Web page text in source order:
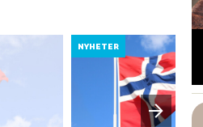
NYHETER
hjort i tomatsallad